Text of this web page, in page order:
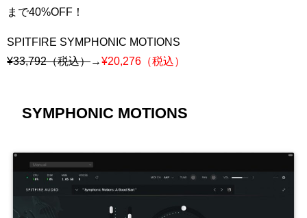
まで40%OFF！
SPITFIRE SYMPHONIC MOTIONS
¥33,792（税込）→¥20,276（税込）
SYMPHONIC MOTIONS